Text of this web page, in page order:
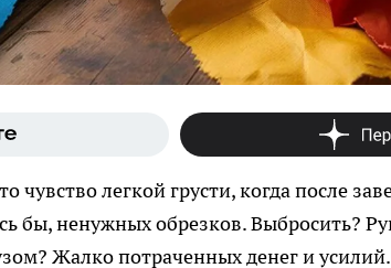
чувство легкой грусти, когда после
бы, ненужных обрезков. Выбросить?
Жалко потраченных денег и